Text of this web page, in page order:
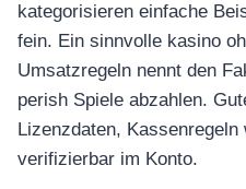
kategorisieren einfache
fein. Ein sinnvolle kasino
Umsatzregeln nennt den
perish Spiele abzahlen.
Lizenzdaten,
verifizierbar im Konto.